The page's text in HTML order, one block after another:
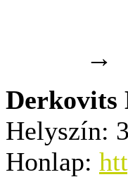
→
Derkovits
Helyszín:
Honlap: